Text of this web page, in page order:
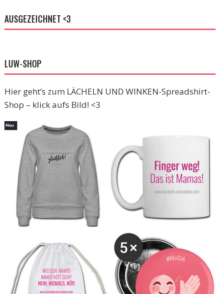
AUSGEZEICHNET <3
LUW-SHOP
Hier geht’s zum LÄCHELN UND WINKEN-Spreadshirt-
Shop – klick aufs Bild! <3